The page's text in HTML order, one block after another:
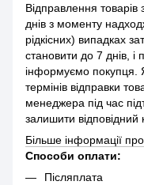
Відправлення товарів
днів з моменту
рідкісних) випадках
становити до 7 днів,
інформуємо покупця.
термінів відправки
менеджера під час
залишити
Більше інформації
Способи оплати:
Післяплата